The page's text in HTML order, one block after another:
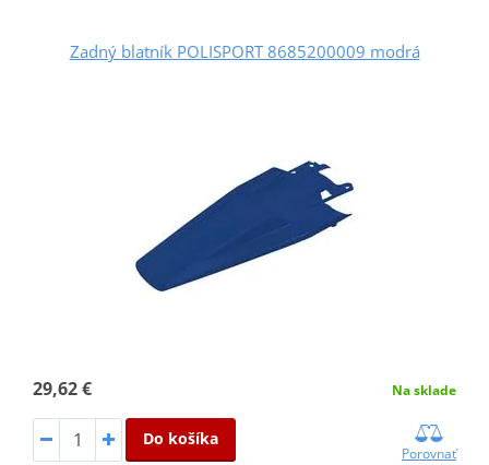
Zadný blatník POLISPORT 8685200009 modrá
29,62 € Na sklade
Do košíka
Porovnať